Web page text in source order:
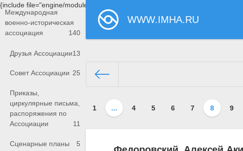
{include file="engine/modules/saperu/head.php"}
WWW.IMHA.RU
Международная
военно-историческая
ассоциация
140
Друзья Ассоциации13
Совет Ассоциации 25
Приказы,
циркулярные письма,
распоряжения по
Ассоциации
11
Сценарные планы 5
1 ... 4 5 6 7 8 9